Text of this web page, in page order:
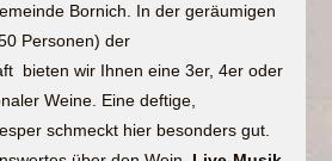
Bornich. In der geräumigen
Personen) der
bieten wir Ihnen eine 3er, 4er oder
Weine. Eine deftige,
schmeckt hier besonders gut.